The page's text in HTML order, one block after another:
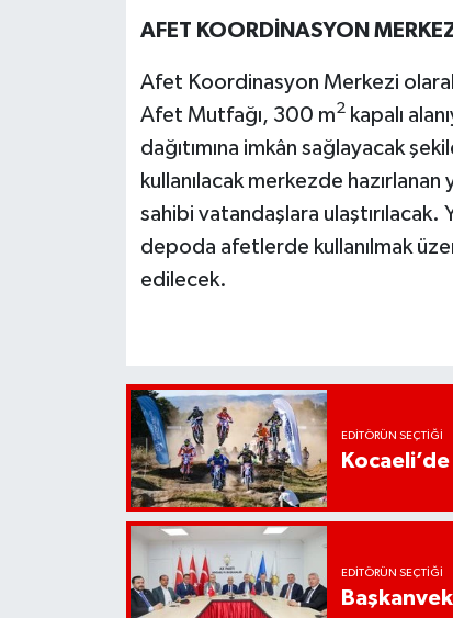
AFET KOORDİNASYON
Afet Koordinasyon Merkezi
Afet Mutfağı, 300 m2kapalı
dağıtımına imkân sağlayacak
kullanılacak merkezde
sahibi vatandaşlara
depoda afetlerde kullanılmak
edilecek.
EDITÖRÜN SEÇTIĞI
EDITÖRÜN SEÇTIĞI